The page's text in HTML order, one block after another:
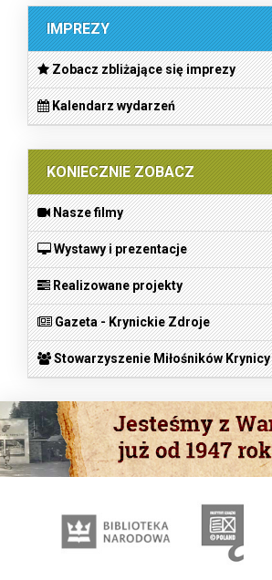
IMPREZY
Zobacz zbliżające się imprezy
Kalendarz wydarzeń
KONIECZNIE ZOBACZ
Nasze filmy
Wystawy i prezentacje
Realizowane projekty
Gazeta - Krynickie Zdroje
Stowarzyszenie Miłośników Krynicy